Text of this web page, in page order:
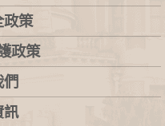
政策
政策
訊